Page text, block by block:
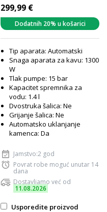
299,99 €
Dodatnih 20% u košarici
Tip aparata: Automatski
Snaga aparata za kavu: 1300
W
Tlak pumpe: 15 bar
Kapacitet spremnika za
vodu: 1.4 l
Dvostruka šalica: Ne
Grijanje šalica: Ne
Automatsko uklanjanje
kamenca: Da
Jamstvo:2 god
Povrat robe moguć unutar 14
dana
Dostavljamo već od
11.08.2026
Usporedite proizvod